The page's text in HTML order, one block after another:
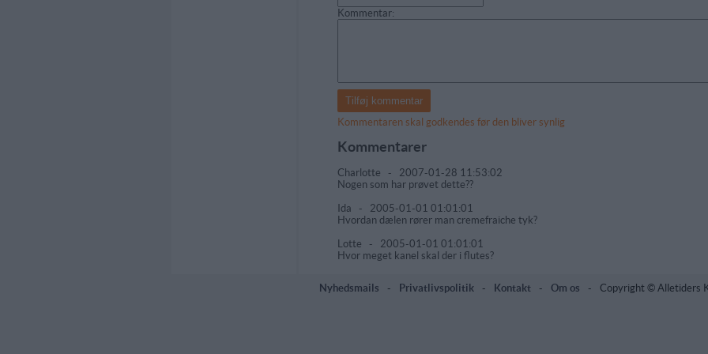
Kommentar:
Kommentaren skal godkendes før den bliver synlig
Kommentarer
Charlotte - 2007-01-28 11:53:02
Nogen som har prøvet dette??
Ida
- 2005-01-01 01:01:01
Hvordan dælen rører man cremefraiche tyk?
Lotte
- 2005-01-01 01:01:01
Hvor meget kanel skal der i flutes?
Nyhedsmails - Privatlivspolitik - Kontakt - Om os - Copyright © Alletiders